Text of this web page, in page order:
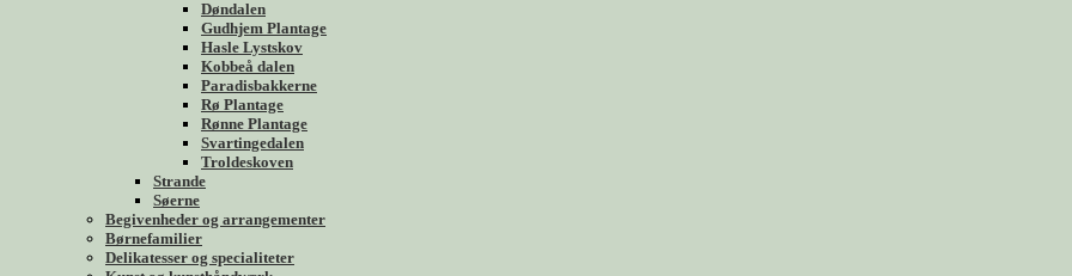
Døndalen
Gudhjem Plantage
Hasle Lystskov
Kobbeå dalen
Paradisbakkerne
Rø Plantage
Rønne Plantage
Svartingedalen
Troldeskoven
Strande
Søerne
Begivenheder og arrangementer
Børnefamilier
Delikatesser og specialiteter